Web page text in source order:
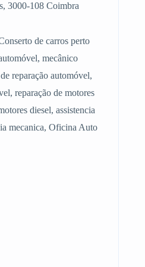
3000-108 Coimbra
de carros perto
mecânico
reparação automóvel,
reparação de motores
diesel, assistencia
mecanica, Oficina Auto